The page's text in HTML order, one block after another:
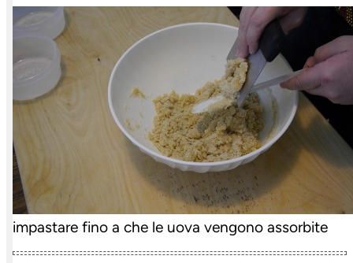
impastare fino a che le uova vengono assorbite